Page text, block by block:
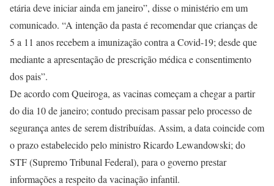
etária deve iniciar ainda em janeiro”, disse o ministério em um
comunicado. “A intenção da pasta é recomendar que crianças de
5 a 11 anos recebem a imunização contra a Covid-19; desde que
mediante a apresentação de prescrição médica e consentimento
dos pais”.
De acordo com Queiroga, as vacinas começam a chegar a partir
do dia 10 de janeiro; contudo precisam passar pelo processo de
segurança antes de serem distribuídas. Assim, a data coincide com
o prazo estabelecido pelo ministro Ricardo Lewandowski; do
STF (Supremo Tribunal Federal), para o governo prestar
informações a respeito da vacinação infantil.